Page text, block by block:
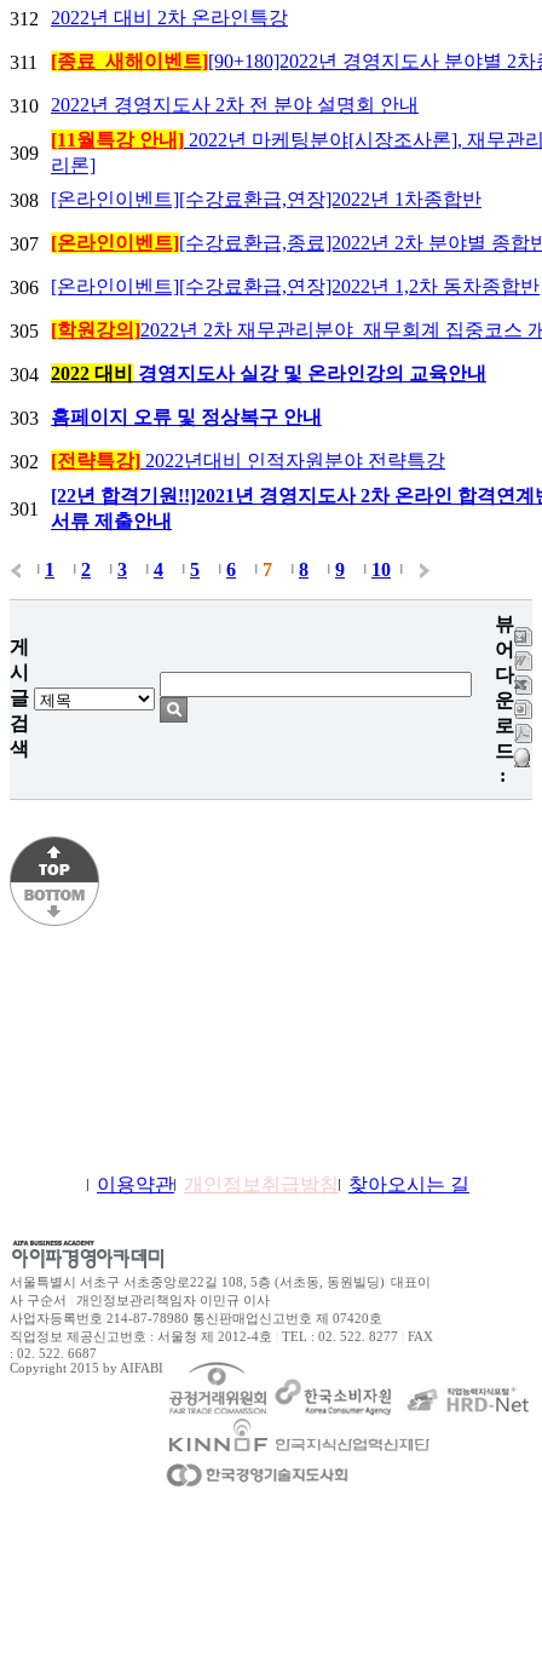
312 2022년 대비 2차 온라인특강
311 [종료_새해이벤트][90+180]2022년 경영지도사 분야별 2
310 2022년 경영지도사 2차 전 분야 설명회 안내
309
[11월특강 안내] 2022년 마케팅분야[시장조사론], 재무관
리론]
308
[온라인이벤트][수강료환급,연장]2022년 1차종합반
307 [온라인이벤트][수강료환급,종료]2022년 2차 분야별 종합
306 [온라인이벤트][수강료환급,연장]2022년 1,2차 동차종합반
305 [학원강의]2022년 2차 재무관리분야_재무회계 집중코스
304 2022 대비 경영지도사 실강 및 온라인강의 교육안내
303 홈페이지 오류 및 정상복구 안내
302 [전략특강] 2022년대비 인적자원분야 전략특강
301
[22년 합격기원!!]2021년 경영지도사 2차 온라인 합격연계
서류 제출안내
1 2 3 4 5 6 7 8 9 10
게
시
글
검
색
뷰
어
다
운
로
드
:
이용약관 개인정보취급방침 찾아오시는 길
서울특별시 서초구 서초중앙로22길 108, 5층 (서초동, 동원빌딩) 대표이
사 구순서
개인정보관리책임자 이민규 이사
사업자등록번호 214-87-78980 통신판매업신고번호 제 07420호
직업정보 제공신고번호 : 서울청 제 2012-4호
TEL : 02. 522. 8277
FAX
: 02. 522. 6687
Copyright 2015 by AIFABIZ Corporation All right reserved